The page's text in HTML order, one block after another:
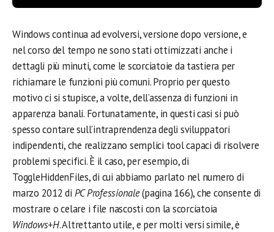
Windows continua ad evolversi, versione dopo versione, e
nel corso del tempo ne sono stati ottimizzati anche i
dettagli più minuti, come le scorciatoie da tastiera per
richiamare le funzioni più comuni. Proprio per questo
motivo ci si stupisce, a volte, dell’assenza di funzioni in
apparenza banali. Fortunatamente, in questi casi si può
spesso contare sull’intraprendenza degli sviluppatori
indipendenti, che realizzano semplici tool capaci di risolvere
problemi specifici. È il caso, per esempio, di
ToggleHiddenFiles, di cui abbiamo parlato nel numero di
marzo 2012 di PCProfessionale(pagina 166), che consente di
mostrare o celare i file nascosti con la scorciatoia
Windows+H. Altrettanto utile, e per molti versi simile, è